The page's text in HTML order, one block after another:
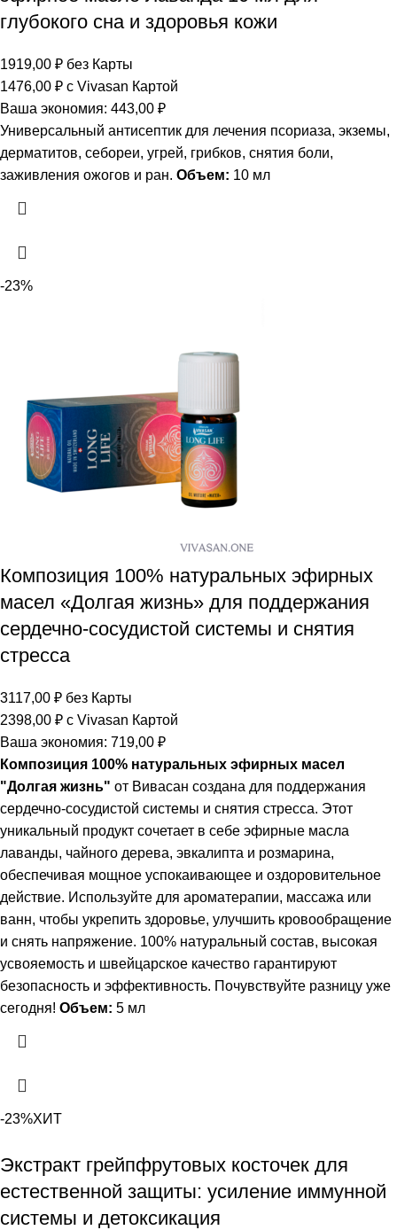
глубокого сна и здоровья кожи
1919,00 ₽ без Карты
1476,00 ₽ с Vivasan Картой
Ваша экономия: 443,00 ₽
Универсальный антисептик для лечения псориаза, экземы,
дерматитов, себореи, угрей, грибков, снятия боли,
заживления ожогов и ран. Объем: 10 мл
-23%
Композиция 100% натуральных эфирных
масел «Долгая жизнь» для поддержания
сердечно-сосудистой системы и снятия
стресса
3117,00 ₽ без Карты
2398,00 ₽ с Vivasan Картой
Ваша экономия: 719,00 ₽
Композиция 100% натуральных эфирных масел
"Долгая жизнь" от Вивасан создана для поддержания
сердечно-сосудистой системы и снятия стресса. Этот
уникальный продукт сочетает в себе эфирные масла
лаванды, чайного дерева, эвкалипта и розмарина,
обеспечивая мощное успокаивающее и оздоровительное
действие. Используйте для ароматерапии, массажа или
ванн, чтобы укрепить здоровье, улучшить кровообращение
и снять напряжение. 100% натуральный состав, высокая
усвояемость и швейцарское качество гарантируют
безопасность и эффективность. Почувствуйте разницу уже
сегодня! Объем: 5 мл
-23%ХИТ
Экстракт грейпфрутовых косточек для
естественной защиты: усиление иммунной
системы и детоксикация